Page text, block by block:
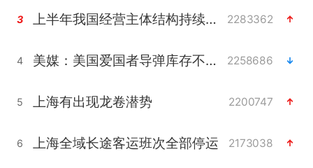
3 上半年我国经营主体结构持续优化 2283362
4 美媒：美国爱国者导弹库存不足1700枚 2258686
5 上海有出现龙卷潜势 2200747
6 上海全域长途客运班次全部停运 2173038